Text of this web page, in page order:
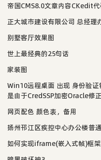
帝国CMS8.0文章内容CKedit
正大城市建设有限公司 总经理
别墅客厅效果图
世上最经典的25句话
家装图
Win10远程桌面 出现 身份验
是由于CredSSP加密Oracle修
网页配色 颜色表，备用
扬州邗江区疾控中心办公楼普
如何实现iframe(嵌入式帧)框